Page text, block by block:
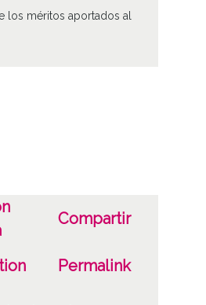
los méritos aportados al
DAI Caja 18074
Compartir
Permalink